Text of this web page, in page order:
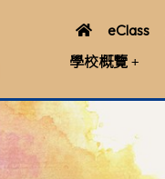
eClass
學校概覽